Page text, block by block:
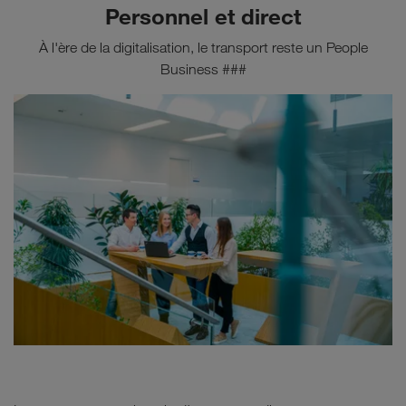
nationauxdans certains pays de l'UE (Autriche,
Suède).
Transport Europe
Transport Moyen-Orient
Transport Afrique du Nord
Transport Asie Centrale
Transport routier Russie
Personnel et direct
À l'ère de la digitalisation, le transport reste un People
Business ###